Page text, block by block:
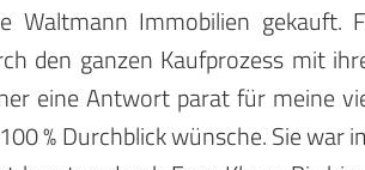
Waltmann Immobilien gekauft.
den ganzen Kaufprozess mit
eine Antwort parat für meine
% Durchblick wünsche. Sie